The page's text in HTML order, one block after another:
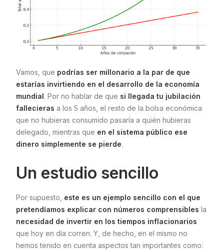
Vamos, que podrías ser millonario a la par de que
estarías invirtiendo en el desarrollo de la economía
mundial. Por no hablar de que si llegada tu jubilación
fallecieras a los 5 años, el resto de la bolsa económica
que no hubieras consumido pasaría a quién hubieras
delegado, mientras que en el sistema público ese
dinero simplemente se pierde.
Un estudio sencillo
Por supuesto, este es un ejemplo sencillo con el que
pretendíamos explicar con números comprensibles la
necesidad de invertir en los tiempos inflacionarios
que hoy en día corren. Y, de hecho, en el mismo no
hemos tenido en cuenta aspectos tan importantes como: